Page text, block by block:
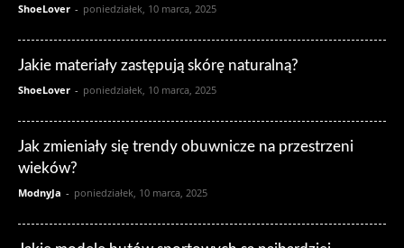
ShoeLover - poniedziałek, 10 marca, 2025
Jakie materiały zastępują skórę naturalną?
ShoeLover - poniedziałek, 10 marca, 2025
Jak zmieniały się trendy obuwnicze na przestrzeni
wieków?
ModnyJa - poniedziałek, 10 marca, 2025